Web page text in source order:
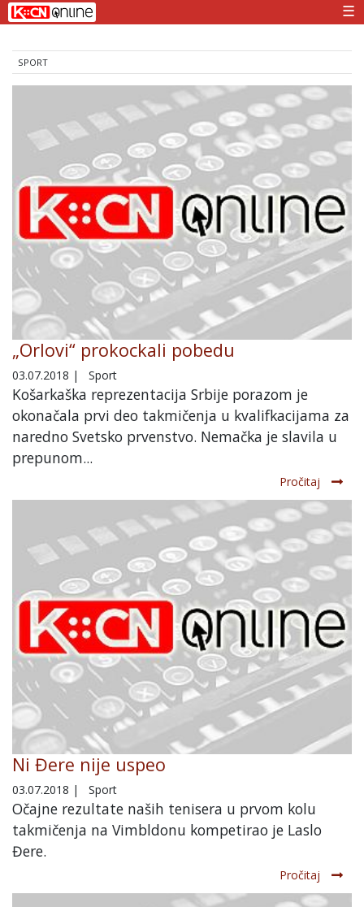
☰
SPORT
„Orlovi“ prokockali pobedu
03.07.2018 | Sport
Košarkaška reprezentacija Srbije porazom je
okonačala prvi deo takmičenja u kvalifkacijama za
naredno Svetsko prvenstvo. Nemačka je slavila u
prepunom...
Pročitaj
Ni Đere nije uspeo
03.07.2018 | Sport
Očajne rezultate naših tenisera u prvom kolu
takmičenja na Vimbldonu kompetirao je Laslo
Đere.
Pročitaj